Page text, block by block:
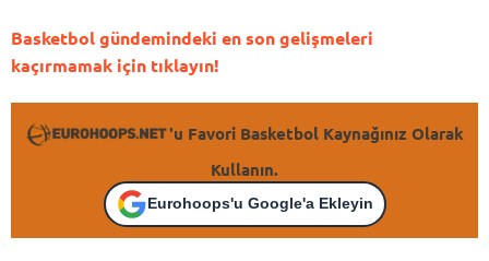
Basketbol gündemindeki en son gelişmeleri
kaçırmamak için tıklayın!
'u Favori Basketbol Kaynağınız Olarak
Kullanın.
Eurohoops'u Google'a Ekleyin